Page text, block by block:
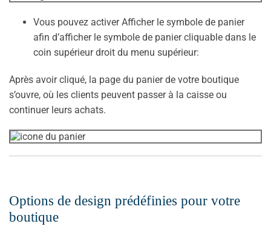
Vous pouvez activer Afficher le symbole de panier
afin d’afficher le symbole de panier cliquable dans le
coin supérieur droit du menu supérieur:
Après avoir cliqué, la page du panier de votre boutique
s’ouvre, où les clients peuvent passer à la caisse ou
continuer leurs achats.
Options de design prédéfinies pour votre
boutique